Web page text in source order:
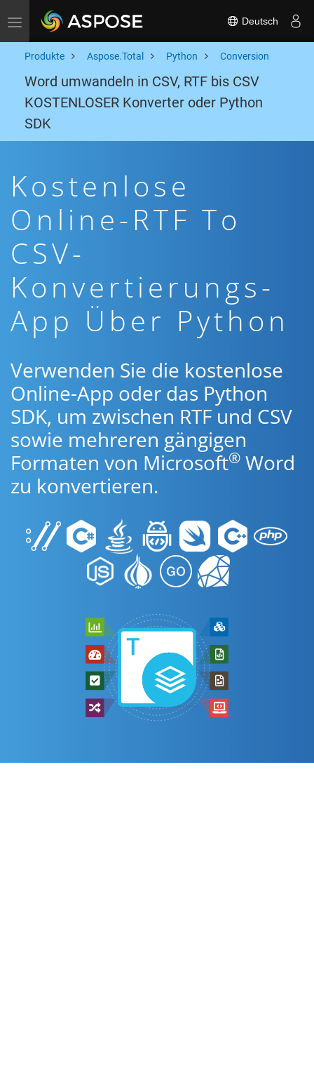
Toggle navigation Deutsch
Produkte Aspose.Total Python Conversion
Word umwandeln in CSV, RTF bis CSV
KOSTENLOSER Konverter oder Python
SDK
Kostenlose
Online-RTF To
CSV-
Konvertierungs-
App Über Python
Verwenden Sie die kostenlose
Online-App oder das Python
SDK, um zwischen RTF und CSV
sowie mehreren gängigen
Formaten von Microsoft® Word
zu konvertieren.